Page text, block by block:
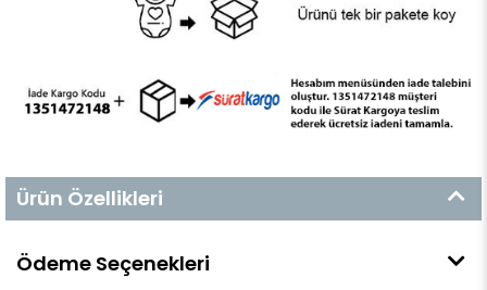
Ürün Özellikleri
Ödeme Seçenekleri